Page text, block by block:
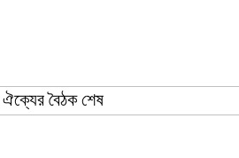
ঐক্যের বৈঠক শেষ